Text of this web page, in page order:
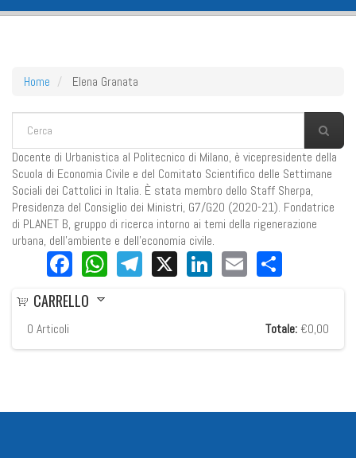
Home Elena Granata
FORM DI RICERCA
Docente di Urbanistica al Politecnico di Milano, è vicepresidente della
Scuola di Economia Civile e del Comitato Scientifico delle Settimane
Sociali dei Cattolici in Italia. È stata membro dello Staff Sherpa,
Presidenza del Consiglio dei Ministri, G7/G20 (2020-21). Fondatrice
di PLANET B, gruppo di ricerca intorno ai temi della rigenerazione
urbana, dell’ambiente e dell’economia civile.
Facebook
WhatsApp
Telegram
X LinkedIn
Email
CARRELLO
0 Articoli Totale: €0,00